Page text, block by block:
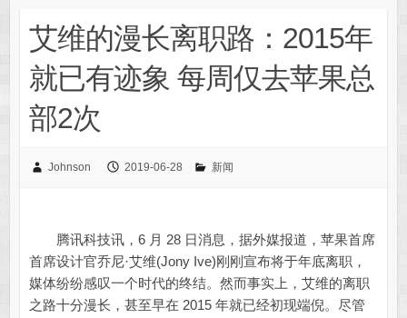
艾维的漫长离职路：2015年
就已有迹象 每周仅去苹果总
部2次
Johnson 2019-06-28 新闻
腾讯科技讯，6 月 28 日消息，据外媒报道，苹果首席
首席设计官乔尼·艾维(Jony Ive)刚刚宣布将于年底离职，
媒体纷纷感叹一个时代的终结。然而事实上，艾维的离职
之路十分漫长，甚至早在 2015 年就已经初现端倪。尽管